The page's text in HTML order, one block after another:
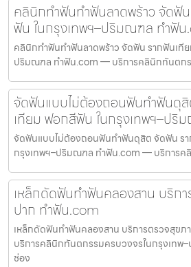
คลินิกทำฟันทำฟันลาดพร้าว จัดฟั
ฟัน ในกรุงเทพฯ–ปริมณฑล ทำฟัน
คลินิกทำฟันทำฟันลาดพร้าว จัดฟัน รากฟันเที
ปริมณฑล ทำฟัน.com — บริการคลินิกทันตกร
จัดฟันแบบไม่ต้องถอนฟันทำฟันดุ
เทียม ฟอกสีฟัน ในกรุงเทพฯ–ป
จัดฟันแบบไม่ต้องถอนฟันทำฟันดุสิต จัดฟัน ร
กรุงเทพฯ–ปริมณฑล ทำฟัน.com — บริการค
เหล็กดัดฟันทำฟันคลองสาน บริก
ปาก ทำฟัน.com
เหล็กดัดฟันทำฟันคลองสาน บริการตรวจสุข
บริการคลินิกทันตกรรมครบวงจรในกรุงเทพ
ช่อง